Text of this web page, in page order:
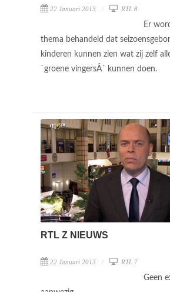
22 Januari 2013 RTL 8
Er
thema behandeld dat
kinderen kunnen zien wat zij zelf
`groene vingersÂ´ kunnen doen.
RTL Z NIEUWS
22 Januari 2013 RTL 7
Geen